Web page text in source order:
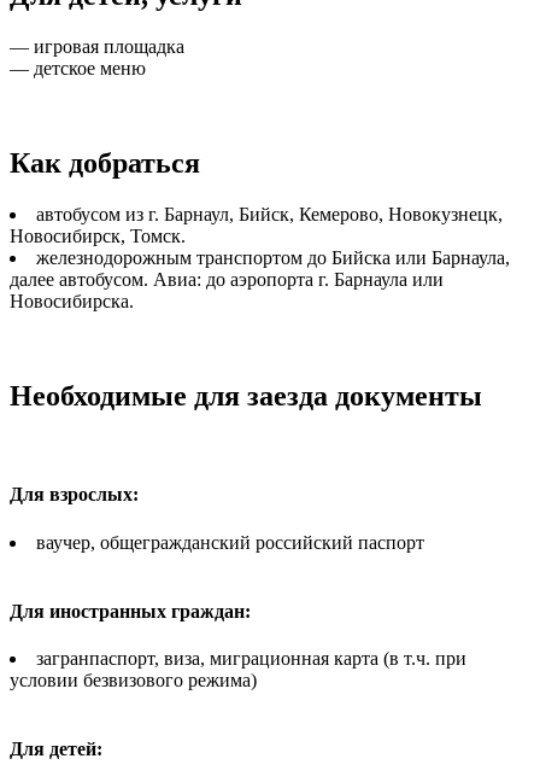
— игровая площадка
— детское меню
Как добраться
автобусом из г. Барнаул, Бийск, Кемерово, Новокузнецк,
Новосибирск, Томск.
железнодорожным транспортом до Бийска или Барнаула,
далее автобусом. Авиа: до аэропорта г. Барнаула или
Новосибирска.
Необходимые для заезда документы
Для взрослых:
ваучер, общегражданский российский паспорт
Для иностранных граждан:
загранпаспорт, виза, миграционная карта (в т.ч. при
условии безвизового режима)
Для детей: